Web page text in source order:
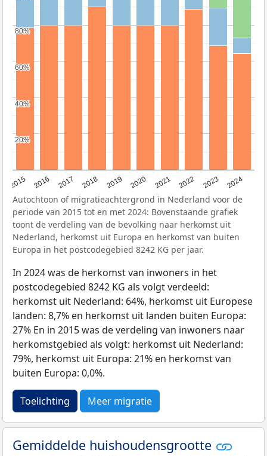
2015 2016 2017 2018 2019 2020 2021 2022 2023 2024
20%
20%
40%
40%
60%
60%
80%
80%
Autochtoon of migratieachtergrond in Nederland voor de
periode van 2015 tot en met 2024: Bovenstaande grafiek
toont de verdeling van de bevolking naar herkomst uit
Nederland, herkomst uit Europa en herkomst van buiten
Europa in het postcodegebied 8242 KG per jaar.
In 2024 was de herkomst van inwoners in het
postcodegebied 8242 KG als volgt verdeeld:
herkomst uit Nederland: 64%, herkomst uit Europese
landen: 8,7% en herkomst uit landen buiten Europa:
27% En in 2015 was de verdeling van inwoners naar
herkomstgebied als volgt: herkomst uit Nederland:
79%, herkomst uit Europa: 21% en herkomst van
buiten Europa: 0,0%.
Toelichting Meer migratie
Gemiddelde huishoudensgrootte